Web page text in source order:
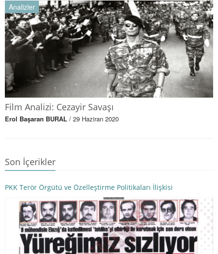
Analizler
Film Analizi: Cezayir Savaşı
Erol Başaran BURAL / 29 Haziran 2020
Son İçerikler
PKK Terör Örgütü ve Özelleştirme Politikaları İlişkisi